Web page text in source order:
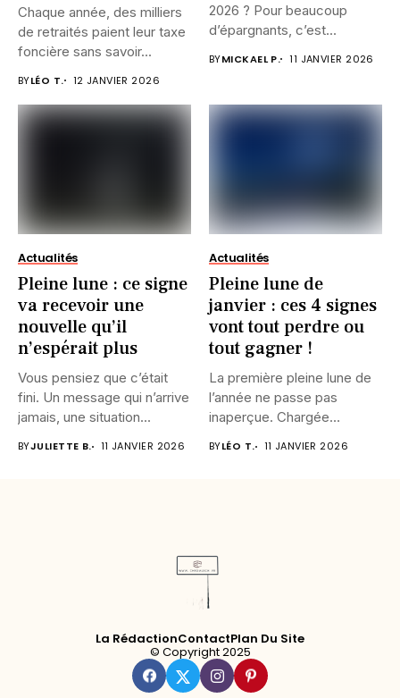
Chaque année, des milliers
de retraités paient leur taxe
foncière sans savoir...
BYLÉO T. 12 JANVIER 2026
2026 ? Pour beaucoup
d’épargnants, c’est...
BYMICKAEL P. 11 JANVIER 2026
Actualités
Pleine lune : ce signe
va recevoir une
nouvelle qu’il
n’espérait plus
Vous pensiez que c’était
fini. Un message qui n’arrive
jamais, une situation...
BYJULIETTE B. 11 JANVIER 2026
Actualités
Pleine lune de
janvier : ces 4 signes
vont tout perdre ou
tout gagner !
La première pleine lune de
l’année ne passe pas
inaperçue. Chargée
d’intensité,...
BYLÉO T. 11 JANVIER 2026
La RédactionContactPlan Du Site
© Copyright 2025